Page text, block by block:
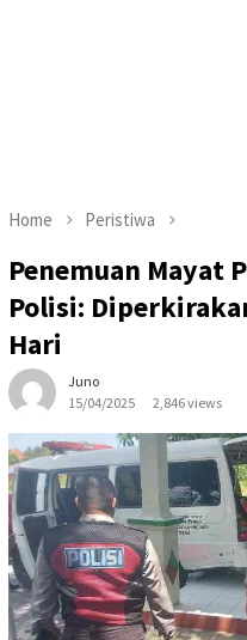
Home Peristiwa
Penemuan Mayat
Polisi:
Hari
Juno
15/04/2025
2,846 views